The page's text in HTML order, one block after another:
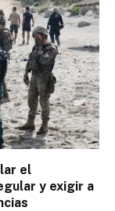
el
y exigir a